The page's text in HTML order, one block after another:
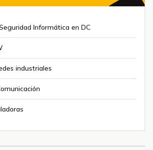
Informática en DC
industriales